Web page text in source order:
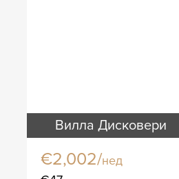
Вилла Дисковери
€2,002/нед